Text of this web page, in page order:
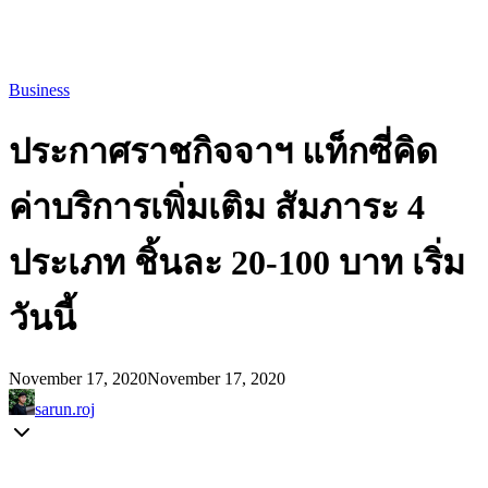
Business
ประกาศราชกิจจาฯ แท็กซี่คิด
ค่าบริการเพิ่มเติม สัมภาระ 4
ประเภท ชิ้นละ 20-100 บาท เริ่ม
วันนี้
November 17, 2020November 17, 2020
sarun.roj